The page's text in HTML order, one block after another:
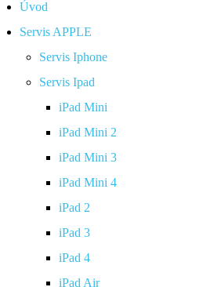
Úvod
Servis APPLE
Servis Iphone
Servis Ipad
iPad Mini
iPad Mini 2
iPad Mini 3
iPad Mini 4
iPad 2
iPad 3
iPad 4
iPad Air